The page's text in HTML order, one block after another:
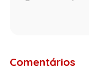
Comentários